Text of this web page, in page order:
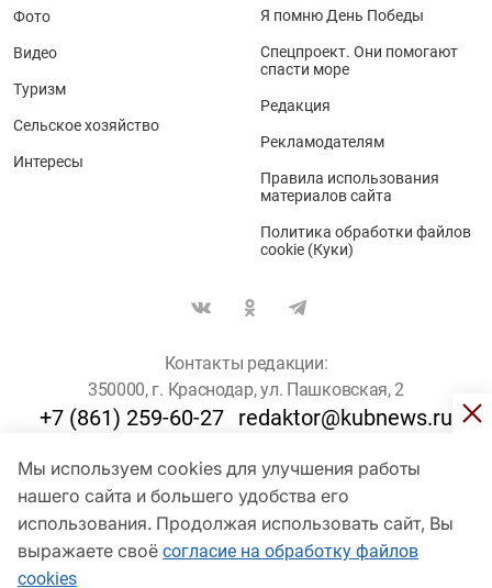
Мы используем cookies для улучшения работы
нашего сайта и большего удобства его
использования. Продолжая использовать сайт, Вы
выражаете своё согласие на обработку файлов
cookies
Фото
Видео
Туризм
Сельское хозяйство
Интересы
Я помню День Победы
Спецпроект. Они помогают
спасти море
Редакция
Рекламодателям
Правила использования
материалов сайта
Политика обработки файлов
cookie (Куки)
Контакты редакции:
350000, г. Краснодар, ул. Пашковская, 2
+7 (861) 259-60-27 redaktor@kubnews.ru
Для пользователей старше 16 лет
© Кубанские Новости, 2017
Сетевое издание «kubnews» зарегистрировано Федеральной
службой по надзору в сфере связи, информационных технологий
и массовых коммуникаций (Роскомнадзор). Регистрационный